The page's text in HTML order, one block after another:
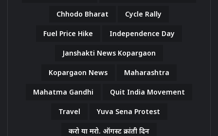
Chhodo Bharat Cycle Rally
Fuel Price Hike Independence Day
Janshakti News Kopargaon
Kopargaon News Maharashtra
Mahatma Gandhi Quit India Movement
Travel Yuva Sena Protest
करो या मरो. ऑगस्ट क्रांती दिन